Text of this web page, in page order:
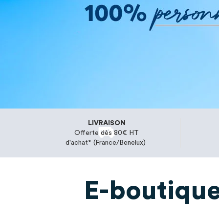
LIVRAISON
Offerte dès 80€ HT
d'achat* (France/Benelux)
E-